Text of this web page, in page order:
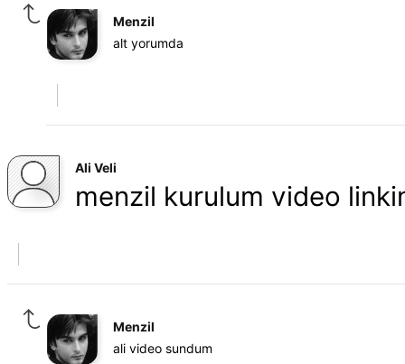
Menzil
alt yorumda
Ali Veli
menzil kurulum video
Menzil
ali video sundum